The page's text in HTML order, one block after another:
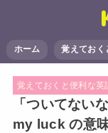
ホーム 覚えておく
覚えておくと便利な英
「ついてない
my luck の意